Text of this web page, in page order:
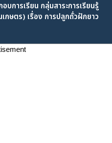
บการเรียน กลุ่มสาระการเรียนรู้
กษตร) เรื่อง การปลูกถั่วฝักยาว